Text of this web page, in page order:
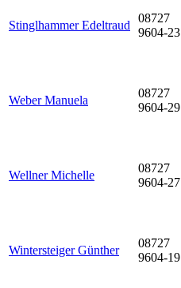
Stinglhammer Edeltraud
08727
9604-23
Weber Manuela
08727
9604-29
Wellner Michelle
08727
9604-27
Wintersteiger Günther
08727
9604-19